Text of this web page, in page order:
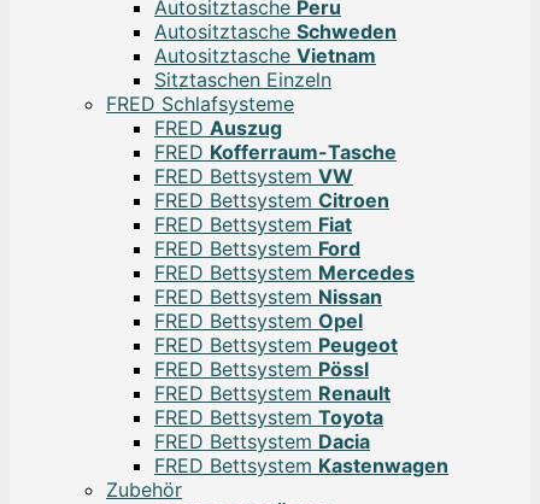
Autositztasche Peru
Autositztasche Schweden
Autositztasche Vietnam
Sitztaschen Einzeln
FRED Schlafsysteme
FRED Auszug
FRED Kofferraum-Tasche
FRED Bettsystem VW
FRED Bettsystem Citroen
FRED Bettsystem Fiat
FRED Bettsystem Ford
FRED Bettsystem Mercedes
FRED Bettsystem Nissan
FRED Bettsystem Opel
FRED Bettsystem Peugeot
FRED Bettsystem Pössl
FRED Bettsystem Renault
FRED Bettsystem Toyota
FRED Bettsystem Dacia
FRED Bettsystem Kastenwagen
Zubehör